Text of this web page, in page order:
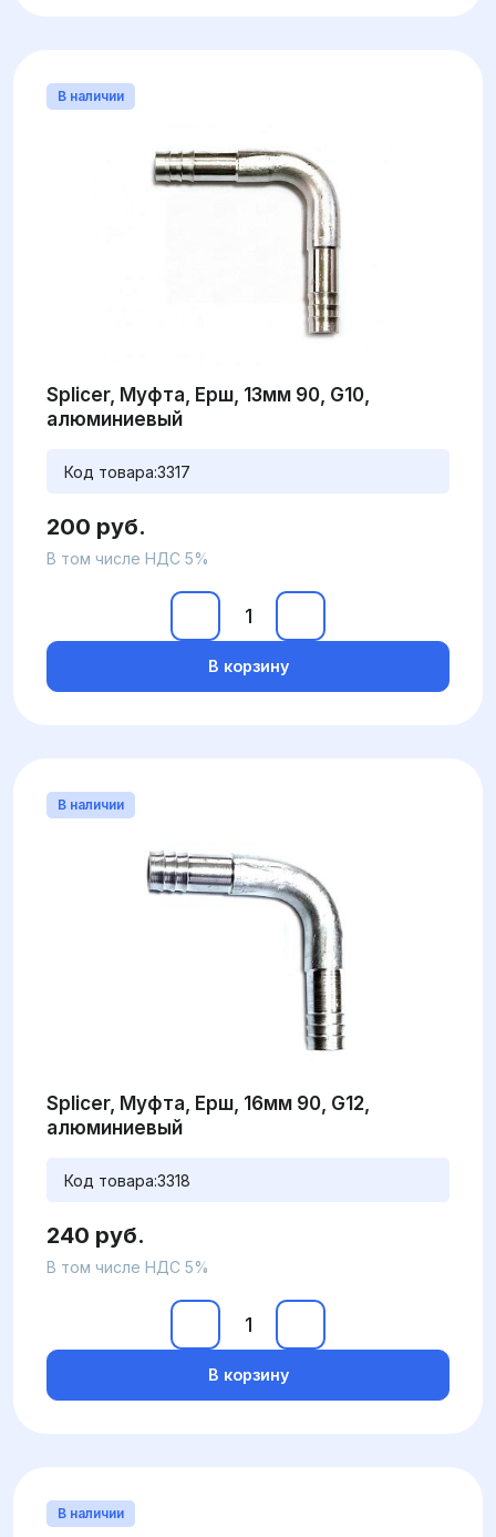
В наличии
Splicer, Муфта, Ерш, 13мм 90, G10,
алюминиевый
Код товара:3317
200 руб.
В том числе НДС 5%
В корзину
В наличии
Splicer, Муфта, Ерш, 16мм 90, G12,
алюминиевый
Код товара:3318
240 руб.
В том числе НДС 5%
В корзину
В наличии